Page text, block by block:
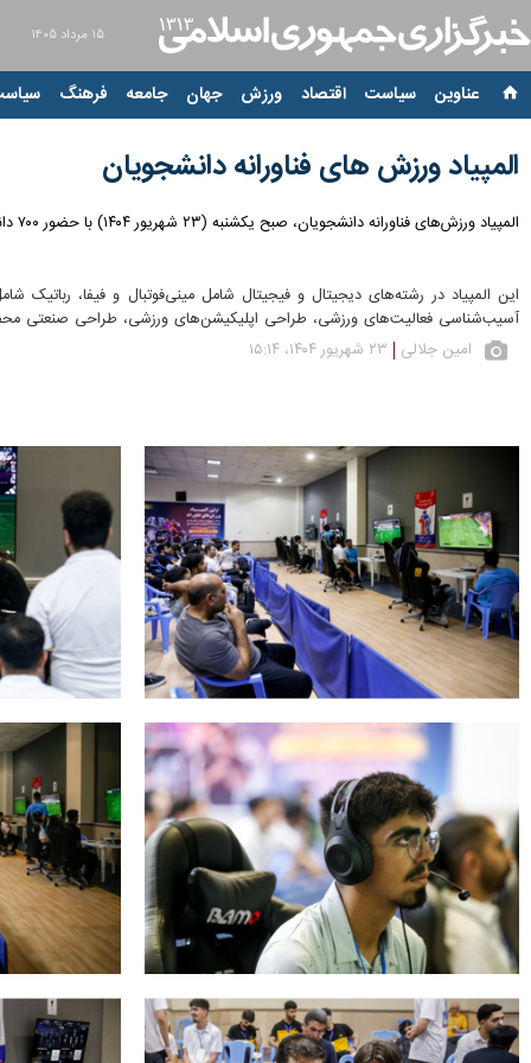
۱۵ مرداد ۱۴۰۵
عناوین‌ سیاست اقتصاد ورزش جهان جامعه فرهنگ
المپیاد ورزش های فناورانه دانشجویان
المپیاد ورزش‌های فناورانه دانشجویان، صبح یکشنبه (۲۳ شهریور ۱۴۰۴) با حضور ۷۰۰ دانشجو در سه بخش رباتیک، دیجیتال و فیجیتال، نوآوری و فناوری در ورزش در مجموعه ورزشی دانشگاه صنعتی امیرکبیر برگزار شد.
این المپیاد در رشته‌های دیجیتال و فیجیتال شامل مینی‌فوتبال و فیفا،
آسیب‌شناسی فعالیت‌های ورزشی، طراحی اپلیکیشن‌های ورزشی، طراحی صنعتی
امین جلالی ۲۳ شهریور ۱۴۰۴، ۱۵:۱۴